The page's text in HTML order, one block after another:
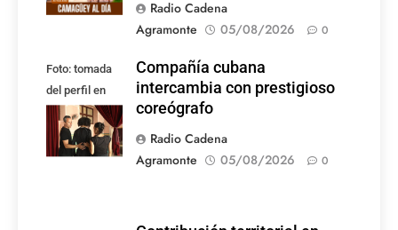
Radio Cadena
Agramonte
05/08/2026 0
Foto: tomada
del perfil en
Facebook de la
compañía
Compañía cubana
intercambia con prestigioso
coreógrafo
Radio Cadena
Agramonte
05/08/2026 0